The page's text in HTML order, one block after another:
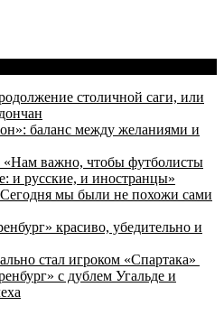
столичной саги, или
баланс между желаниями и
«Нам важно, чтобы футболисты
и русские, и иностранцы»
мы были не похожи сами
красиво, убедительно и
стал игроком «Спартака»
с дублем Угальде и